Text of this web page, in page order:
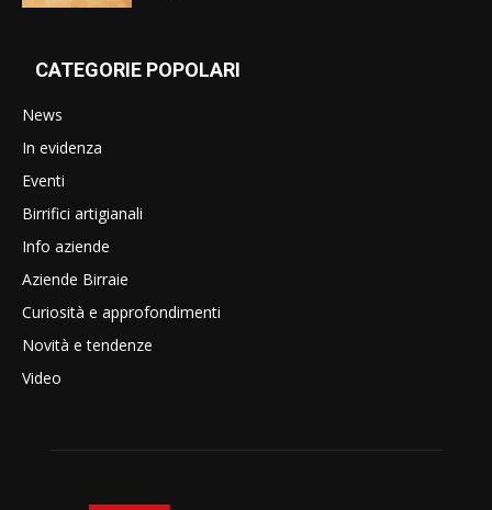
CATEGORIE POPOLARI
News
In evidenza
Eventi
Birrifici artigianali
Info aziende
Aziende Birraie
Curiosità e approfondimenti
Novità e tendenze
Video